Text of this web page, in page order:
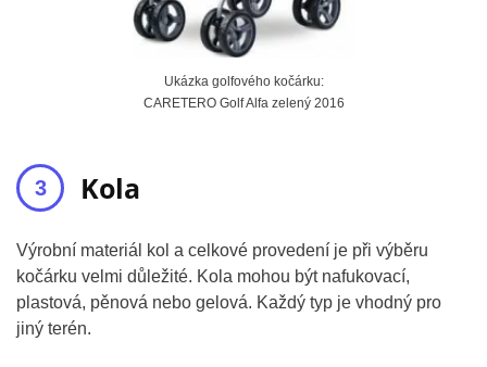
Ukázka golfového kočárku:
CARETERO Golf Alfa zelený 2016
Kola
Výrobní materiál kol a celkové provedení je při výběru
kočárku velmi důležité. Kola mohou být nafukovací,
plastová, pěnová nebo gelová. Každý typ je vhodný pro
jiný terén.